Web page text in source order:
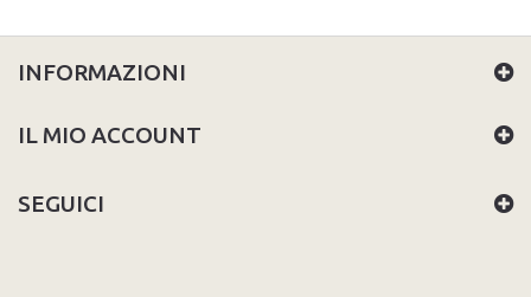
INFORMAZIONI
IL MIO ACCOUNT
SEGUICI